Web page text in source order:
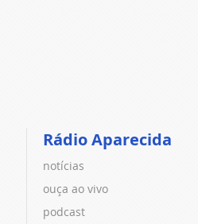
Rádio Aparecida
notícias
ouça ao vivo
podcast